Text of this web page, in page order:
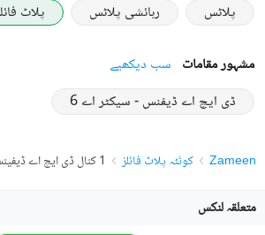
پلاٹس
رہائشی پلاٹس پلاٹ
مشہور مقامات سب دیکھیے
ڈی ایچ اے ڈیفنس - سیکٹر اے 6
Zameen کوئٹہ پلاٹ فائلز 1 کنال ڈی ایچ اے ڈیفینس پلاٹ فائلز
متعلقہ لنکس